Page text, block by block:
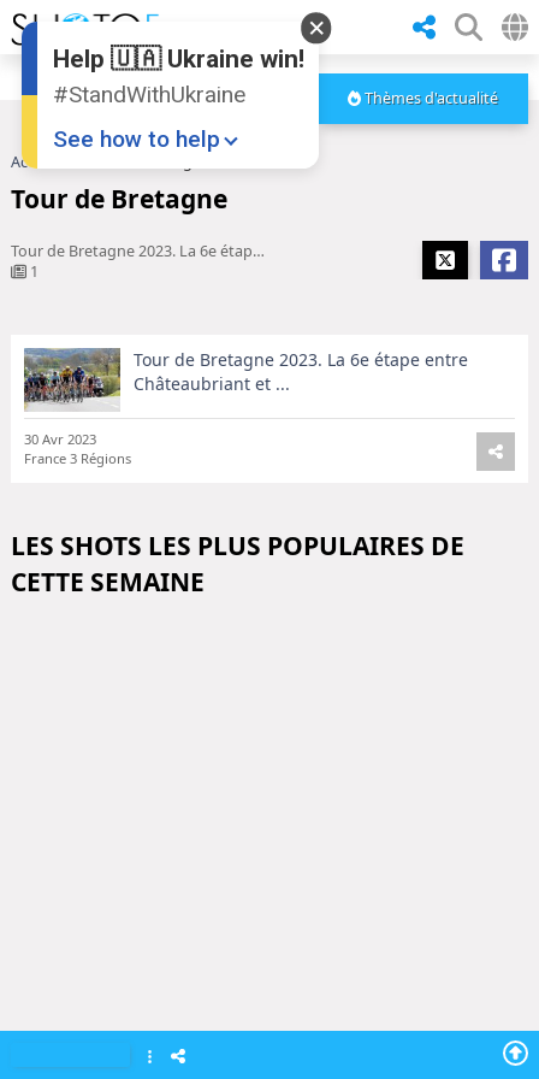
Thèmes d'actualité
Accueil
Tour de Bretagne
Tour de Bretagne 2023. La 6e étape entre Châteaubriant et ...
1
Tour de Bretagne 2023. La 6e étape entre
Châteaubriant et ...
30 Avr 2023
France 3 Régions
LES SHOTS LES PLUS POPULAIRES DE
CETTE SEMAINE
Help 🇺🇦 Ukraine win!
#StandWithUkraine
See how to help
Donate
💸
Support Ukraine
❤
Share this widget